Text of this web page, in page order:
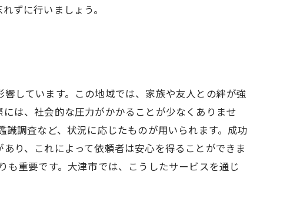
ずに行いましょう。
しています。この地域では、家族や友人との絆が強
は、社会的な圧力がかかることが少なくありませ
調査など、状況に応じたものが用いられます。成功
り、これによって依頼者は安心を得ることができま
重要です。大津市では、こうしたサービスを通じ